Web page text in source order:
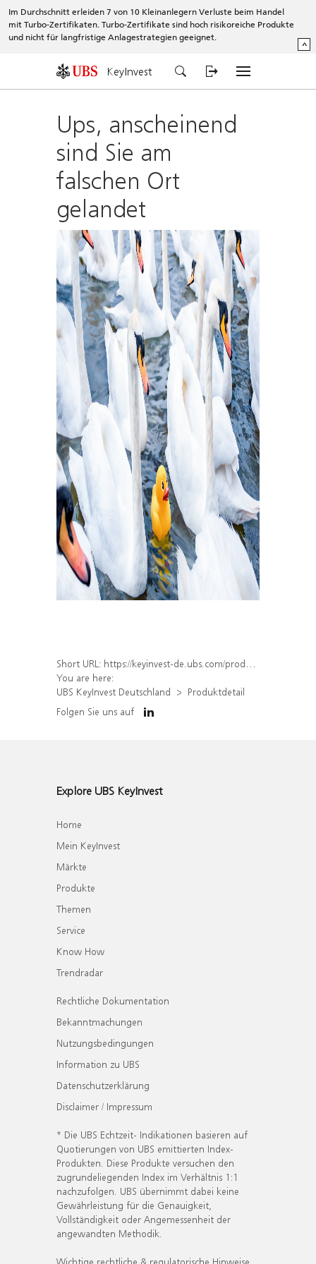
Im Durchschnitt erleiden 7 von 10 Kleinanlegern Verluste beim Handel
mit Turbo-Zertifikaten. Turbo-Zertifikate sind hoch risikoreiche Produkte
und nicht für langfristige Anlagestrategien geeignet.
^
KeyInvest
Ups, anscheinend
sind Sie am
falschen Ort
gelandet
Short URL: https://keyinvest-de.ubs.com/produkt/detail/index/isin/DE000WA6DZV5
You are here:
UBS KeyInvest Deutschland
Produktdetail
Folgen Sie uns auf
Explore UBS KeyInvest
Home
Mein KeyInvest
Märkte
Produkte
Themen
Service
Know How
Trendradar
Rechtliche Dokumentation
Bekanntmachungen
Nutzungsbedingungen
Information zu UBS
Datenschutzerklärung
Disclaimer / Impressum
* Die UBS Echtzeit- Indikationen basieren auf
Quotierungen von UBS emittierten Index-
Produkten. Diese Produkte versuchen den
zugrundeliegenden Index im Verhältnis 1:1
nachzufolgen. UBS übernimmt dabei keine
Gewährleistung für die Genauigkeit,
Vollständigkeit oder Angemessenheit der
angewandten Methodik.